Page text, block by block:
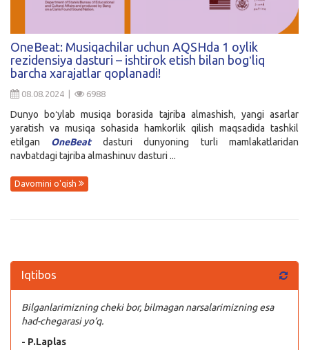
Qidirish
Kirish
OneBeat: Musiqachilar uchun AQSHda 1 oylik
rezidensiya dasturi – ishtirok etish bilan bogʻliq
barcha xarajatlar qoplanadi!
08.08.2024 | 6988
Dunyo boʻylab musiqa borasida tajriba almashish, yangi asarlar
yaratish va musiqa sohasida hamkorlik qilish maqsadida tashkil
etilgan OneBeatdasturi dunyoning turli mamlakatlaridan
navbatdagi tajriba almashinuv dasturi ...
Davomini o'qish
Iqtibos
Bilganlarimizning cheki bor, bilmagan narsalarimizning esa
had-chegarasi yo‘q.
- P.Laplas